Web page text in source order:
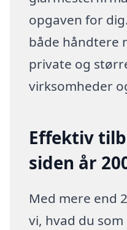
opgaven for
både håndtere
private og
virksomheder
Effektiv
siden år
Med mere end
vi, hvad du